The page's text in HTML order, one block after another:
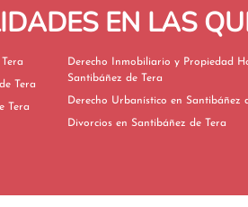
EN LAS
de Tera
de Tera
de Tera
Derecho Inmobiliario y Propiedad
Santibáñez de Tera
Derecho Urbanístico en
Divorcios en Santibáñez de Tera